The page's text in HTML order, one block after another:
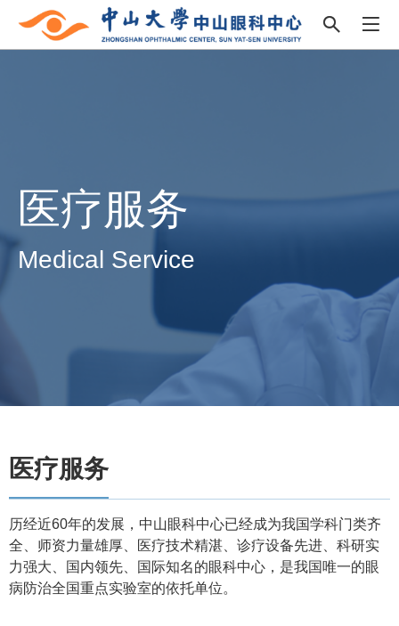
医疗服务
Medical Service
医疗服务
历经近60年的发展，中山眼科中心已经成为我国学科门类齐
全、师资力量雄厚、医疗技术精湛、诊疗设备先进、科研实
力强大、国内领先、国际知名的眼科中心，是我国唯一的眼
病防治全国重点实验室的依托单位。